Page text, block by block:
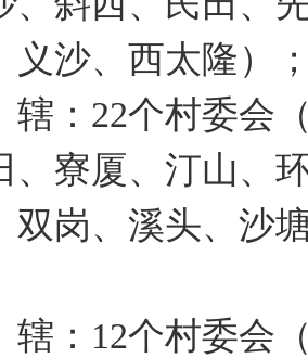
义沙、西太隆）
22个村委会（
、寮厦、汀山、
双岗、溪头、沙
12个村委会（